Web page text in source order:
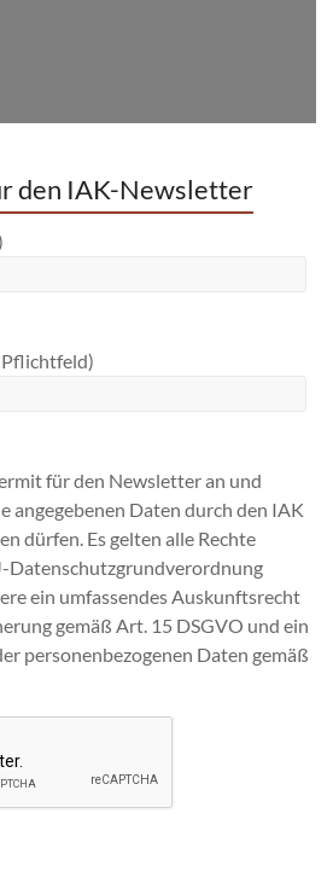
den IAK-Newsletter
für den Newsletter an und
angegebenen Daten durch den IAK
dürfen. Es gelten alle Rechte
Datenschutzgrundverordnung
ein umfassendes Auskunftsrecht
gemäß Art. 15 DSGVO und ein
personenbezogenen Daten gemäß